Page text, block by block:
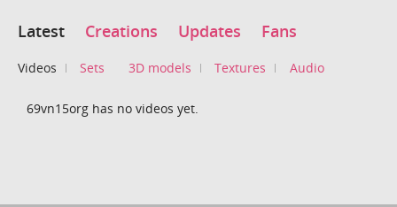
Latest Creations Updates Fans
Videos Sets 3D models Textures Audio
69vn15org has no videos yet.